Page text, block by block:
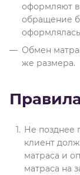
оформляют
обращение
Обмен
же размера.
Не позднее
клиент
матраса и
матраса на